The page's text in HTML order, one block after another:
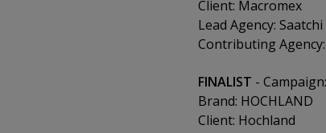
Client: Macromex
Lead Agency:
Contributing Agency:
FINALIST -
Brand: HOCHLAND
Client: Hochland